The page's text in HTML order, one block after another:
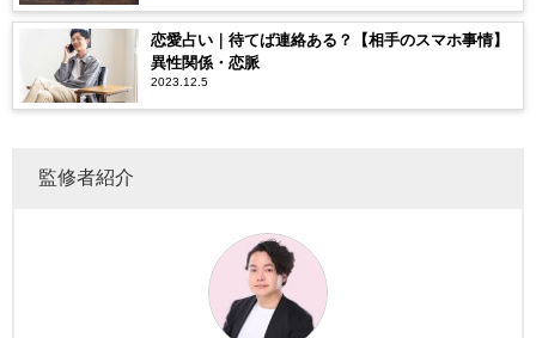
恋愛占い｜待てば連絡ある？【相手のスマホ事情】
異性関係・恋脈
2023.12.5
監修者紹介